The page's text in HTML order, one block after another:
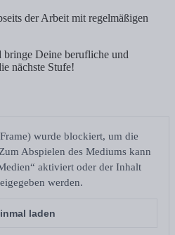
der Arbeit mit regelmäßigen
bringe Deine berufliche und
nächste Stufe!
wurde blockiert, um die
Abspielen des Mediums kann
aktiviert oder der Inhalt
werden.
laden